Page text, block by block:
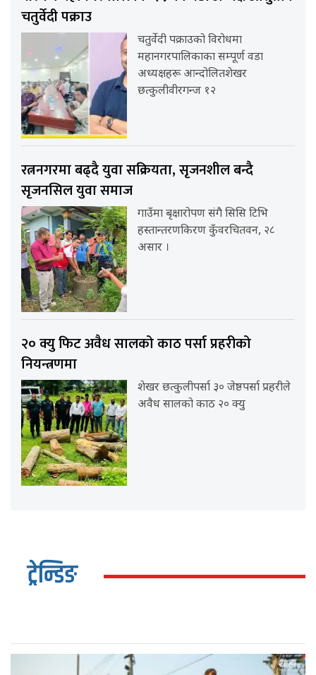
चतुर्वेदी पक्राउ
चतुर्वेदी पक्राउको विरोधमा
महानगरपालिकाका सम्पूर्ण वडा
अध्यक्षहरू आन्दोलितशेखर
छत्कुलीवीरगन्ज १२
रत्ननगरमा बढ्दै युवा सक्रियता, सृजनशील बन्दै
सृजनसिल युवा समाज
गाउँमा बृक्षारोपण संगै सिसि टिभि
हस्तान्तरणकिरण कुँवरचितवन, २८
असार ।
२० क्यु फिट अवैध सालको काठ पर्सा प्रहरीको
नियन्त्रणमा
शेखर छत्कुलीपर्सा ३० जेष्ठपर्सा प्रहरीले
अवैध सालको काठ २० क्यु
ट्रेन्डिङ